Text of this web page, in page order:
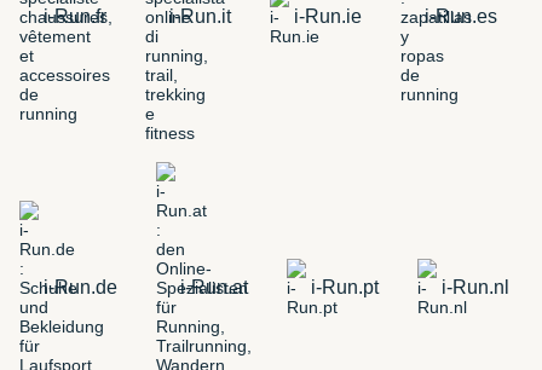
i-Run.fr i-Run.it i-Run.ie i-Run.es
i-Run.de i-Run.at i-Run.pt i-Run.nl